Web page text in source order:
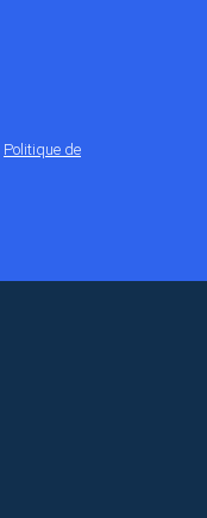
Politique de